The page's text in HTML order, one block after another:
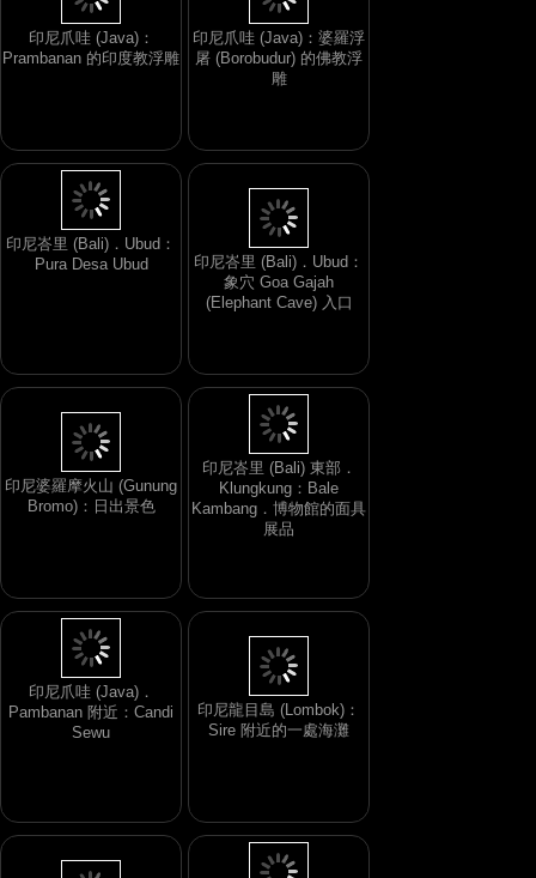
印尼爪哇 (Java)：
Prambanan 的印度教浮雕
印尼爪哇 (Java)：婆羅浮
屠 (Borobudur) 的佛教浮
雕
印尼峇里 (Bali)．Ubud：
Pura Desa Ubud
印尼峇里 (Bali)．Ubud：
象穴 Goa Gajah
(Elephant Cave) 入口
印尼婆羅摩火山 (Gunung
Bromo)：日出景色
印尼峇里 (Bali) 東部．
Klungkung：Bale
Kambang．博物館的面具
展品
印尼爪哇 (Java)．
Pambanan 附近：Candi
Sewu
印尼龍目島 (Lombok)：
Sire 附近的一處海灘